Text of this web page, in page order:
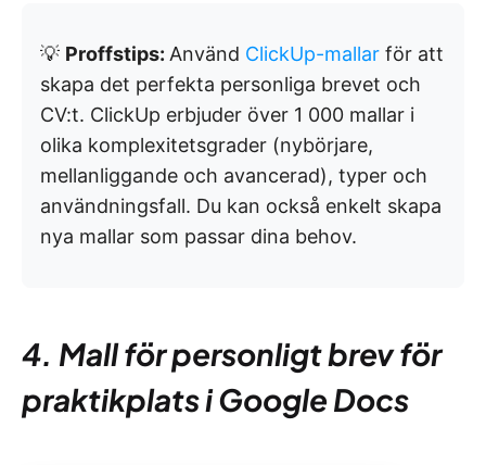
💡 Proffstips: Använd ClickUp-mallar för att
skapa det perfekta personliga brevet och
CV:t. ClickUp erbjuder över 1 000 mallar i
olika komplexitetsgrader (nybörjare,
mellanliggande och avancerad), typer och
användningsfall. Du kan också enkelt skapa
nya mallar som passar dina behov.
4. Mall för personligt brev för
praktikplats i Google Docs